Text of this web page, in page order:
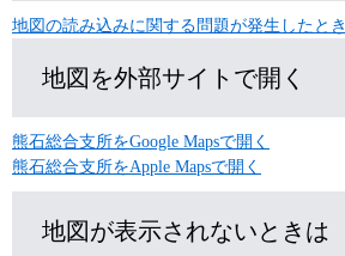
地図の読み込みに関する問題が発生したとき
地図を外部サイトで開く
熊石総合支所をGoogle Mapsで開く
熊石総合支所をApple Mapsで開く
地図が表示されないときは